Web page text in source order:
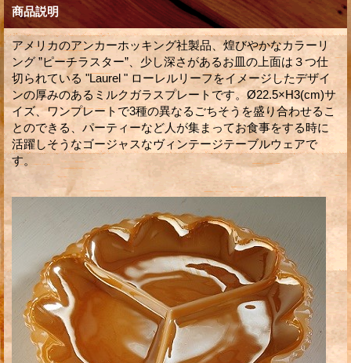
商品説明
アメリカのアンカーホッキング社製品、煌びやかなカラーリ
ング ”ピーチラスター”、少し深さがあるお皿の上面は３つ仕
切られている "Laurel " ローレルリーフをイメージしたデザイ
ンの厚みのあるミルクガラスプレートです。Ø22.5×H3(cm)サ
イズ、ワンプレートで3種の異なるごちそうを盛り合わせるこ
とのできる、パーティーなど人が集まってお食事をする時に
活躍しそうなゴージャスなヴィンテージテーブルウェアで
す。